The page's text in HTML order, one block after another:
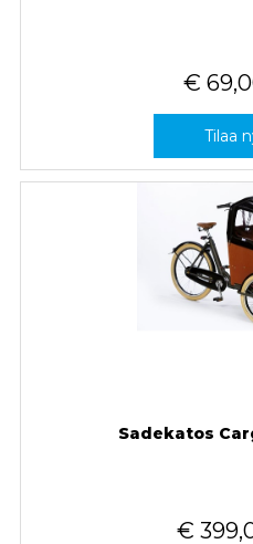
€
Tilaa
Sadekatos
€